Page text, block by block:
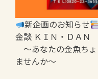
新企画のお知らせ
金談 ＫＩＮ・ＤＡＮ
～あなたの金魚ち
ませんか～